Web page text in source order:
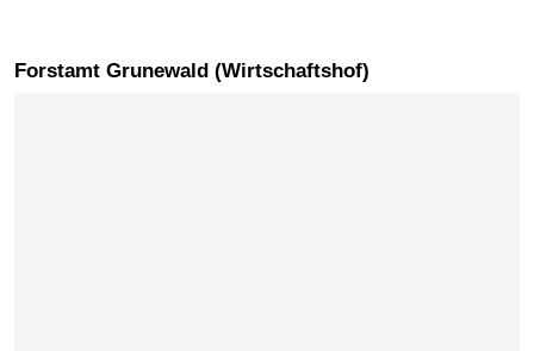
Forstamt Grunewald (Wirtschaftshof)